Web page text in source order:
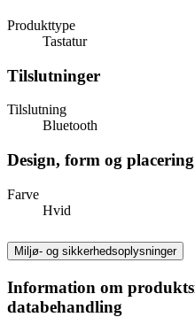
Produkttype
Tastatur
Tilslutninger
Tilslutning
Bluetooth
Design, form og placering
Farve
Hvid
Miljø- og sikkerhedsoplysninger
Information om
databehandling